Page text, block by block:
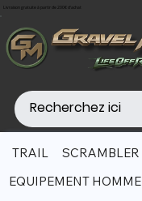
Livraison gratuite à partir de 200€ d'achat
TRAIL SCRAMBLER
EQUIPEMENT HOMME